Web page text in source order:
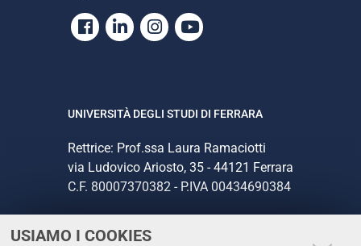
USIAMO I COOKIES
Facebook
LinkedinInstagram
Youtube
UNIVERSITÀ DEGLI STUDI DI FERRARA
Rettrice: Prof.ssa Laura Ramaciotti
via Ludovico Ariosto, 35 - 44121 Ferrara
C.F. 80007370382 - P.IVA 00434690384
CONTATTI